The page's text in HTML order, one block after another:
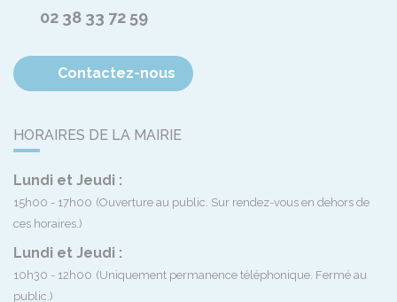
02 38 33 72 59
Contactez-nous
HORAIRES DE LA MAIRIE
Lundi et Jeudi :
15h00 - 17h00 (Ouverture au public. Sur rendez-vous en dehors de
ces horaires.)
Lundi et Jeudi :
10h30 - 12h00 (Uniquement permanence téléphonique. Fermé au
public.)